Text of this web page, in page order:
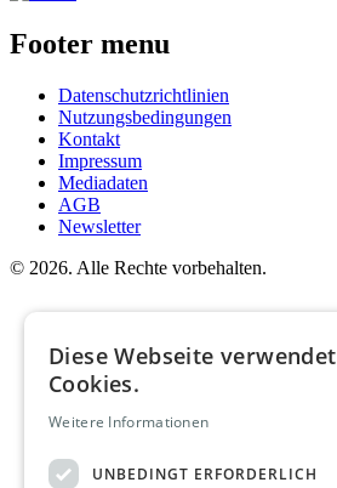
Footer menu
Datenschutzrichtlinien
Nutzungsbedingungen
Kontakt
Impressum
Mediadaten
AGB
Newsletter
© 2026. Alle Rechte vorbehalten.
Diese Webseite verwendet
Cookies.
Weitere Informationen
UNBEDINGT ERFORDERLICH